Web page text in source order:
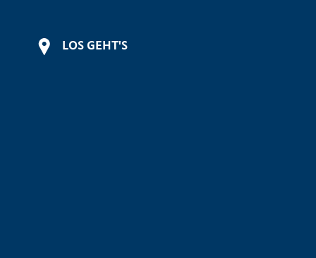
LOS GEHT'S